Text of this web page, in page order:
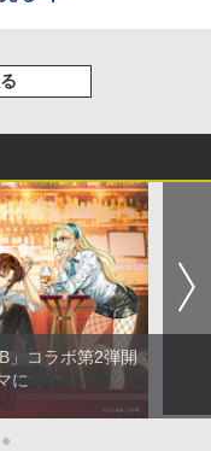
」コラボ第2弾開
に
●